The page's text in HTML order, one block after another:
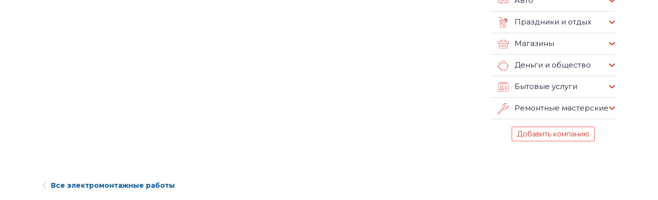
Праздники и отдых
Магазины
Деньги и общество
Бытовые услуги
Ремонтные мастерские
Добавить компанию
Все электромонтажные работы